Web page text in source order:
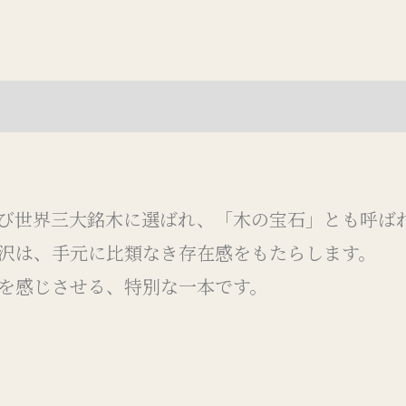
世界三大銘木に選ばれ、「木の宝石」とも呼ば
は、手元に比類なき存在感をもたらします。
じさせる、特別な一本です。